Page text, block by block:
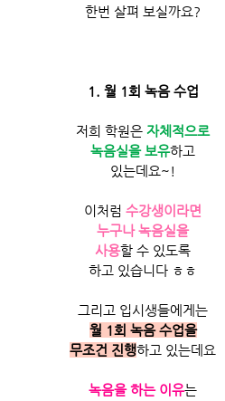
한번 살펴 보실까요?
1. 월 1회 녹음 수업
​저희 학원은 자체적으로
녹음실을 보유하고
있는데요~!
이처럼 수강생이라면
누구나 녹음실을
사용할 수 있도록
하고 있습니다 ㅎㅎ
그리고 입시생들에게는
월 1회 녹음 수업을
무조건 진행하고 있는데요
녹음을 하는 이유는